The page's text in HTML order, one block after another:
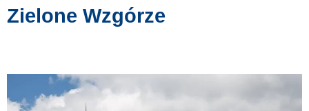
Zielone Wzgórze